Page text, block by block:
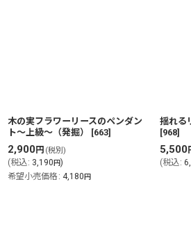
木の実フラワーリースのペンダン
ト〜上級〜（発掘）
[663]
2,900円 (税別)
(税込: 3,190円)
希望小売価格 : 4,180円
揺れる
[968]
5,500
(税込: